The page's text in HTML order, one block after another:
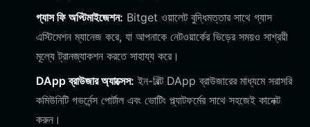
গ্যাস ফি অপ্টিমাইজেশন: Bitget ওয়ালেট বুদ্ধিমত্তার সাথে গ্যাস
এস্টিমেশন ম্যানেজ করে, যা আপনাকে নেটওয়ার্কের ভিড়ের সময়ও সাশ্রয়ী
মূল্যে ট্রানজ্যাকশন করতে সাহায্য করে।
DApp ব্রাউজার অ্যাক্সেস: ইন-বিল্ট DApp ব্রাউজারের মাধ্যমে সরাসরি
কমিউনিটি গভর্নেন্স পোর্টাল এবং ভোটিং প্ল্যাটফর্মের সাথে সহজেই কানেক্ট
করুন।